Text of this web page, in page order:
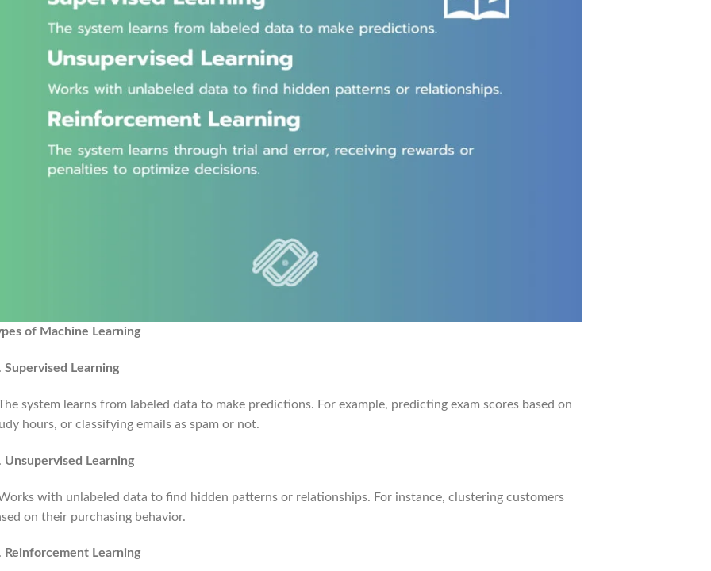
of Machine Learning
Supervised Learning
system learns from labeled data to make predictions. For example, predicting exam scores based on
hours, or classifying emails as spam or not.
Unsupervised Learning
with unlabeled data to find hidden patterns or relationships. For instance, clustering customers
on their purchasing behavior.
Reinforcement Learning